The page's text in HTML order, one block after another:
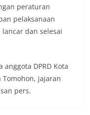
peraturan
pelaksanaan
dan selesai
DPRD Kota
Tomohon, jajaran
pers.